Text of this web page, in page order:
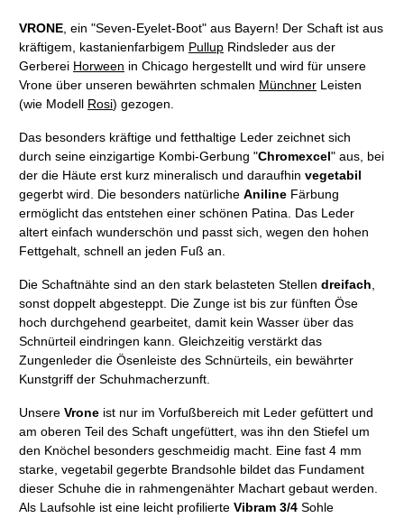
VRONE , ein "Seven-Eyelet-Boot" aus Bayern! Der Schaft ist aus
kräftigem, kastanienfarbigem Pullup Rindsleder aus der
Gerberei Horween in Chicago hergestellt und wird für unsere
Vrone über unseren bewährten schmalen Münchner Leisten
(wie Modell Rosi) gezogen.
Das besonders kräftige und fetthaltige Leder zeichnet sich
durch seine einzigartige Kombi-Gerbung "Chromexcel" aus, bei
der die Häute erst kurz mineralisch und daraufhin vegetabil
gegerbt wird. Die besonders natürliche Aniline Färbung
ermöglicht das entstehen einer schönen Patina. Das Leder
altert einfach wunderschön und passt sich, wegen den hohen
Fettgehalt, schnell an jeden Fuß an.
Die Schaftnähte sind an den stark belasteten Stellen dreifach
sonst doppelt abgesteppt. Die Zunge ist bis zur fünften Öse
hoch durchgehend gearbeitet, damit kein Wasser über das
Schnürteil eindringen kann. Gleichzeitig verstärkt das
Zungenleder die Ösenleiste des Schnürteils, ein bewährter
Kunstgriff der Schuhmacherzunft.
Unsere Vrone ist nur im Vorfußbereich mit Leder gefüttert und
am oberen Teil des Schaft ungefüttert, was ihn den Stiefel um
den Knöchel besonders geschmeidig macht. Eine fast 4 mm
starke, vegetabil gegerbte Brandsohle bildet das Fundament
dieser Schuhe die in rahmengenähter Machart gebaut werden.
Als Laufsohle ist eine leicht profilierte Vibram 3/4 Sohle